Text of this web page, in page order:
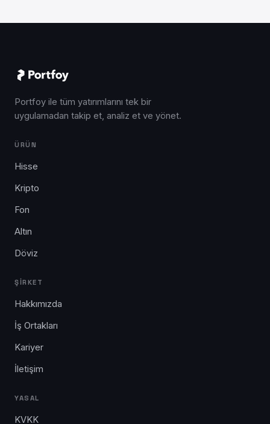
Portfoy ile tüm yatırımlarını tek bir
uygulamadan takip et, analiz et ve yönet.
ÜRÜN
Hisse
Kripto
Fon
Altın
Döviz
ŞIRKET
Hakkımızda
İş Ortakları
Kariyer
İletişim
YASAL
KVKK